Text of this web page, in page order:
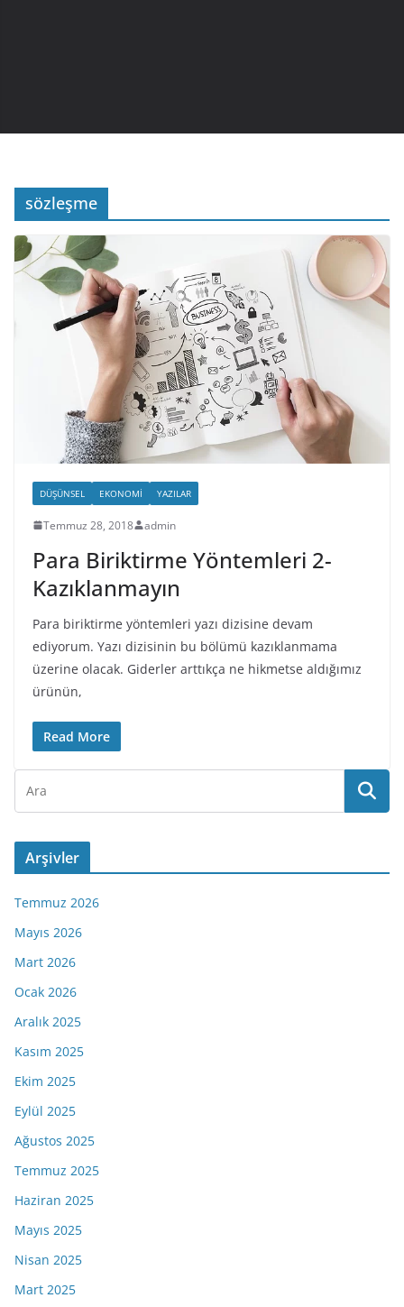
sözleşme
DÜŞÜNSEL EKONOMI YAZILAR
Temmuz 28, 2018 admin
Para Biriktirme Yöntemleri 2-
Kazıklanmayın
Para biriktirme yöntemleri yazı dizisine devam
ediyorum. Yazı dizisinin bu bölümü kazıklanmama
üzerine olacak. Giderler arttıkça ne hikmetse aldığımız
ürünün,
Read More
Arşivler
Temmuz 2026
Mayıs 2026
Mart 2026
Ocak 2026
Aralık 2025
Kasım 2025
Ekim 2025
Eylül 2025
Ağustos 2025
Temmuz 2025
Haziran 2025
Mayıs 2025
Nisan 2025
Mart 2025